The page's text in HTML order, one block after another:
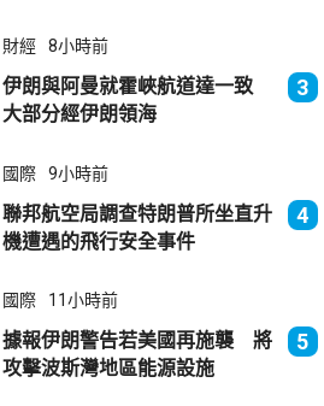
財經 8小時前
伊朗與阿曼就霍峽航道達一致
大部分經伊朗領海
3
國際 9小時前
聯邦航空局調查特朗普所坐直升
機遭遇的飛行安全事件
4
國際 11小時前
據報伊朗警告若美國再施襲 將
攻擊波斯灣地區能源設施
5